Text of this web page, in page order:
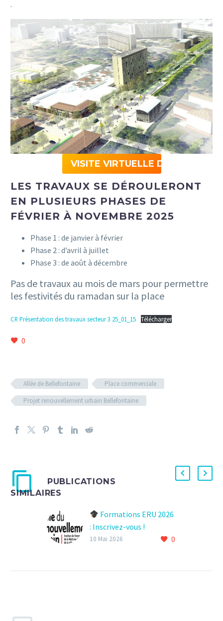
.
VISITE VIRTUELLE DU FUTUR
LES TRAVAUX SE DÉROULERONT
EN PLUSIEURS PHASES DE
FÉVRIER À NOVEMBRE 2025
Phase 1 : de janvier à février
Phase 2 : d’avril à juillet
Phase 3 : de août à décembre
Pas de travaux au mois de mars pour permettre
les festivités du ramadan sur la place
CR Présentation des travaux secteur 3 25_01_15 Télécharger
0
Allée de Bellefontaine
Place commerciale
Projet renouvellement urbain Bellefontaine
PUBLICATIONS
SIMILAIRES
Formations ERU 2026
: Inscrivez-vous !
L’École du
0
10 Mai 2026